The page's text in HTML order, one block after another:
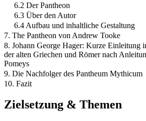
6.2 Der Pantheon
6.3 Über den Autor
6.4 Aufbau und inhaltliche Gestaltung
7. The Pantheon von Andrew Tooke
8. Johann George Hager: Kurze Einleitung
der alten Griechen und Römer nach
Pomeys
9. Die Nachfolger des Pantheum Mythicum
10. Fazit
Zielsetzung & Themen